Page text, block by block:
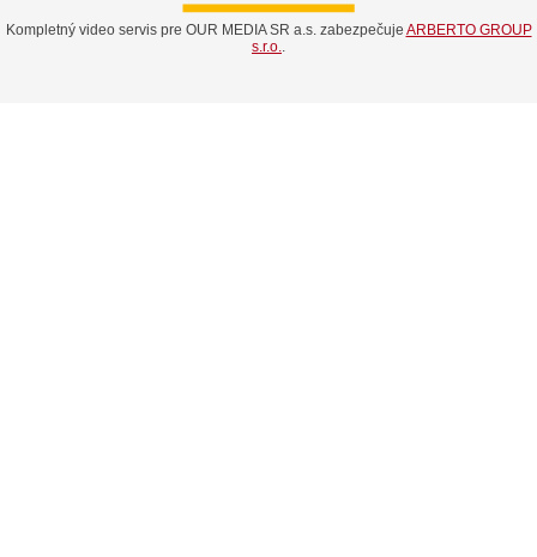
Kompletný video servis pre OUR MEDIA SR a.s. zabezpečuje ARBERTO GROUP
s.r.o.